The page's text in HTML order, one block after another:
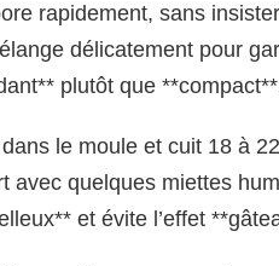
rapidement, sans
délicatement pour
plutôt que
le moule et cuit 18 à
avec quelques miettes
et évite l’effet